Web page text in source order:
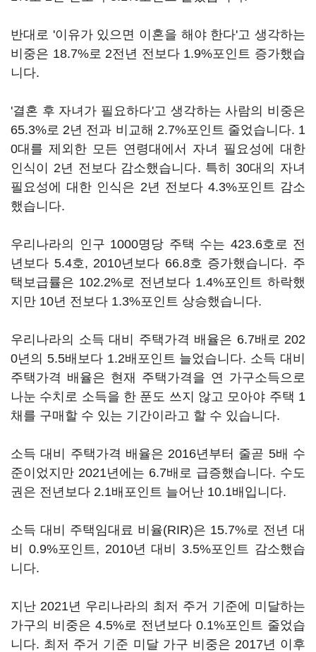
반대로 '이유가 있으면 이혼을 해야 한다'고 생각하는
비중은 18.7%로 2전년 전보다 1.9%포인트 증가했습
니다.
'결혼 후 자녀가 필요하다'고 생각하는 사람의 비중은
65.3%로 2년 전과 비교해 2.7%포인트 줄었습니다. 1
0대를 제외한 모든 연령대에서 자녀 필요성에 대한
인식이 2년 전보다 감소했습니다. 특히 30대의 자녀
필요성에 대한 인식은 2년 전보다 4.3%포인트 감소
했습니다.
우리나라의 인구 1000명당 주택 수는 423.6호로 전
년보다 5.4호, 2010년보다 66.8호 증가했습니다. 주
택보급률은 102.2%로 전년보다 1.4%포인트 하락했
지만 10년 전보다 1.3%포인트 상승했습니다.
우리나라의 소득 대비 주택가격 배율은 6.7배로 202
0년의 5.5배보다 1.2배포인트 늘었습니다. 소득 대비
주택가격 배율은 현재 주택가격을 연 가구소득으로
나눈 수치로 소득을 한 푼도 쓰지 않고 모아야 주택 1
채를 구매할 수 있는 기간이라고 할 수 있습니다.
소득 대비 주택가격 배율은 2016년부터 줄곧 5배 수
준이었지만 2021년에는 6.7배로 급증했습니다. 수도
권은 전년보다 2.1배포인트 늘어난 10.1배입니다.
소득 대비 주택임대료 비율(RIR)은 15.7%로 전년 대
비 0.9%포인트, 2010년 대비 3.5%포인트 감소했습
니다.
지난 2021년 우리나라의 최저 주거 기준에 미달하는
가구의 비중은 4.5%로 전년보다 0.1%포인트 줄었습
니다. 최저 주거 기준 미달 가구 비중은 2017년 이후